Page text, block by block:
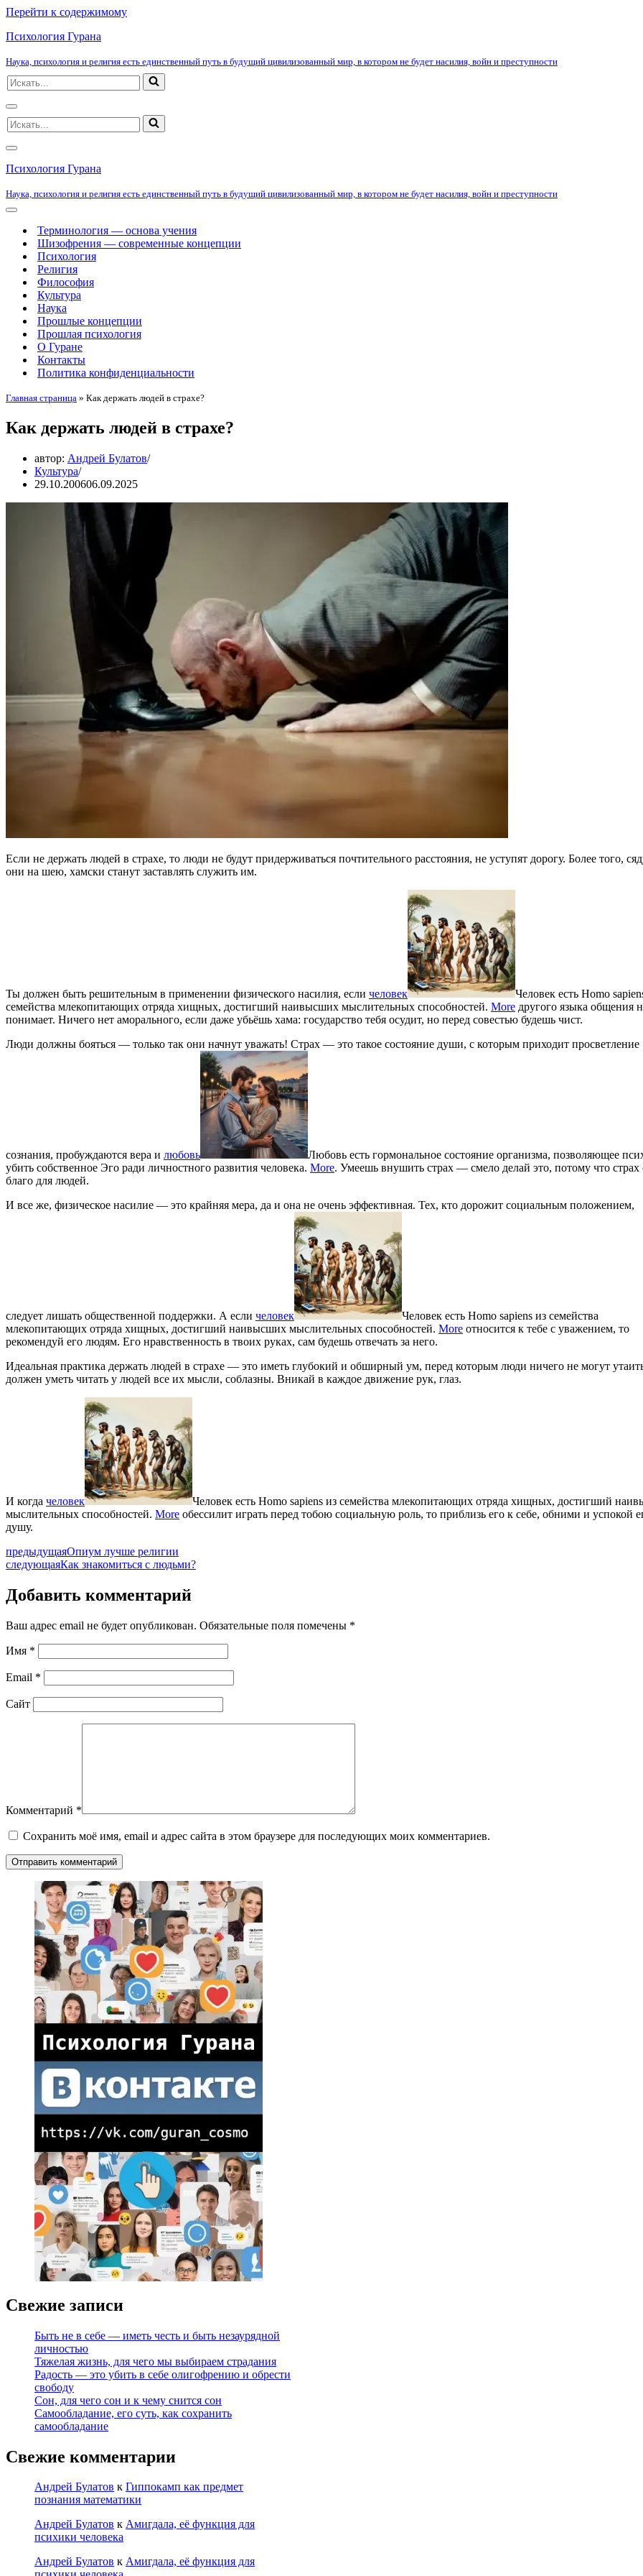
Перейти к содержимому
Психология Гурана
Наука, психология и религия есть единственный путь в будущий цивилизованный мир, в котором не будет насилия, войн и преступности
Искать...
Меню
навигации
Искать...
Меню
навигации
Психология Гурана
Наука, психология и религия есть единственный путь в будущий цивилизованный мир, в котором не будет насилия, войн и преступности
Меню
навигацииТерминология — основа учения
Шизофрения — современные концепции
Психология
Религия
Философия
Культура
Наука
Прошлые концепции
Прошлая психология
О Гуране
Контакты
Политика конфиденциальности
Главная страница » Как держать людей в страхе?
Как держать людей в страхе?
автор: Андрей Булатов
Культура
29.10.200606.09.2025
Если не держать людей в страхе, то люди не будут придерживаться почтительного расстояния, не уступят дорогу. Более того,
они на шею, хамски станут заставлять служить им.
Ты должен быть решительным в применении физического насилия, если человек
Человек есть Homo
семейства млекопитающих отряда хищных, достигший наивысших мыслительных способностей. More другого языка общения
понимает. Ничего нет аморального, если даже убьёшь хама: государство тебя осудит, но перед совестью будешь чист.
Люди должны бояться — только так они начнут уважать! Страх — это такое состояние души, с которым приходит просветление
сознания, пробуждаются вера и любовь
Любовь есть гормональное состояние организма, позволяющее
убить собственное Эго ради личностного развития человека. More. Умеешь внушить страх — смело делай это, потому что страх
благо для людей.
И все же, физическое насилие — это крайняя мера, да и она не очень эффективная. Тех, кто дорожит социальным положением,
следует лишать общественной поддержки. А если человек
Человек есть Homo sapiens из семейства
млекопитающих отряда хищных, достигший наивысших мыслительных способностей. More относится к тебе с уважением, то
рекомендуй его людям. Его нравственность в твоих руках, сам будешь отвечать за него.
Идеальная практика держать людей в страхе — это иметь глубокий и обширный ум, перед которым люди ничего не могут
должен уметь читать у людей все их мысли, соблазны. Вникай в каждое движение рук, глаз.
И когда человек
Человек есть Homo sapiens из семейства млекопитающих отряда хищных, достигший
мыслительных способностей. More обессилит играть перед тобою социальную роль, то приблизь его к себе, обними и успокой
душу.
предыдущаяОпиум лучше религии
следующаяКак знакомиться с людьми?
Добавить комментарий
Ваш адрес email не будет опубликован. Обязательные поля помечены *
Имя *
Email *
Сайт
Комментарий *
Сохранить моё имя, email и адрес сайта в этом браузере для последующих моих комментариев.
Свежие записи
Быть не в себе — иметь честь и быть незаурядной
личностью
Тяжелая жизнь, для чего мы выбираем страдания
Радость — это убить в себе олигофрению и обрести
свободу
Сон, для чего сон и к чему снится сон
Самообладание, его суть, как сохранить
самообладание
Свежие комментарии
Андрей Булатов к Гиппокамп как предмет
познания математики
Андрей Булатов к Амигдала, её функция для
психики человека
Андрей Булатов к Амигдала, её функция для